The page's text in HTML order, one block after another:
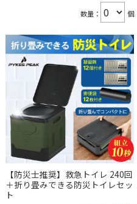
数量： 個
【防災士推奨】救急トイレ 240回
＋折り畳みできる防災トイレセッ
ト